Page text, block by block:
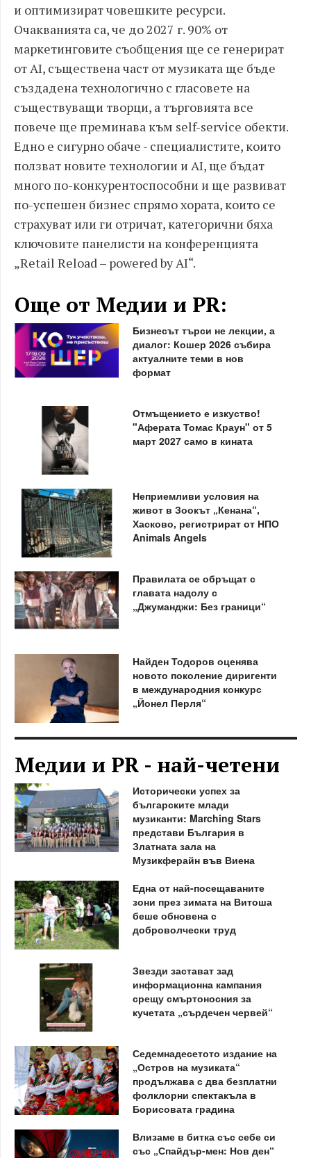
и оптимизират човешките ресурси.
Очакванията са, че до 2027 г. 90% от
маркетинговите съобщения ще се генерират
от AI, съществена част от музиката ще бъде
създадена технологично с гласовете на
съществуващи творци, а търговията все
повече ще преминава към self-service обекти.
Едно е сигурно обаче - специалистите, които
ползват новите технологии и AI, ще бъдат
много по-конкурентоспособни и ще развиват
по-успешен бизнес спрямо хората, които се
страхуват или ги отричат, категорични бяха
ключовите панелисти на конференцията
„Retail Reload – powered by AI“.
Още от Медии и PR:
Бизнесът търси не лекции, а
диалог: Кошер 2026 събира
актуалните теми в нов
формат
Отмъщението е изкуство!
"Аферата Томас Краун" от 5
март 2027 само в кината
Неприемливи условия на
живот в Зоокът „Кенана“,
Хасково, регистрират от НПО
Animals Angels
Правилата се обръщат с
главата надолу с
„Джуманджи: Без граници“
Найден Тодоров оценява
новото поколение диригенти
в международния конкурс
„Йонел Перля“
Медии и PR - най-четени
Исторически успех за
българските млади
музиканти: Marching Stars
представи България в
Златната зала на
Музикферайн във Виена
Една от най-посещаваните
зони през зимата на Витоша
беше обновена с
доброволчески труд
Звезди застават зад
информационна кампания
срещу смъртоносния за
кучетата „сърдечен червей“
Седемнадесетото издание на
„Остров на музиката“
продължава с два безплатни
фолклорни спектакъла в
Борисовата градина
Влизаме в битка със себе си
със „Спайдър-мен: Нов ден“